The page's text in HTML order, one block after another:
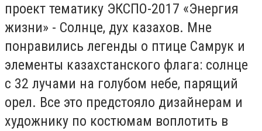
проект тематику ЭКСПО-2017 «Энергия
жизни» - Солнце, дух казахов. Мне
понравились легенды о птице Самрук и
элементы казахстанского флага: солнце
с 32 лучами на голубом небе, парящий
орел. Все это предстояло дизайнерам и
художнику по костюмам воплотить в